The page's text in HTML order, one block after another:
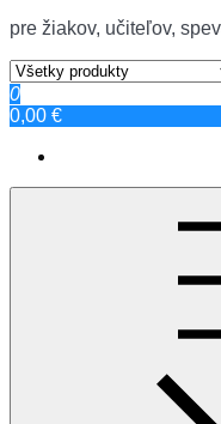
pre žiakov, učiteľov,
0
0,00 €